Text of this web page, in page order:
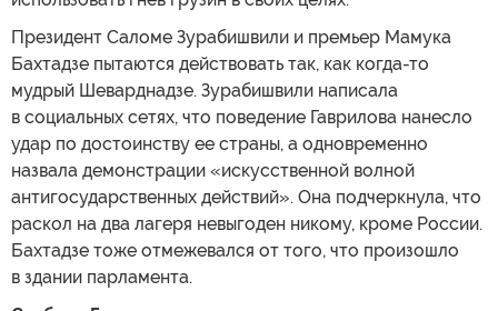
Президент Саломе Зурабишвили и премьер Мамука
Бахтадзе пытаются действовать так, как когда-то
мудрый Шеварднадзе. Зурабишвили написала
в социальных сетях, что поведение Гаврилова нанесло
удар по достоинству ее страны, а одновременно
назвала демонстрации «искусственной волной
антигосударственных действий». Она подчеркнула, что
раскол на два лагеря невыгоден никому, кроме России.
Бахтадзе тоже отмежевался от того, что произошло
в здании парламента.